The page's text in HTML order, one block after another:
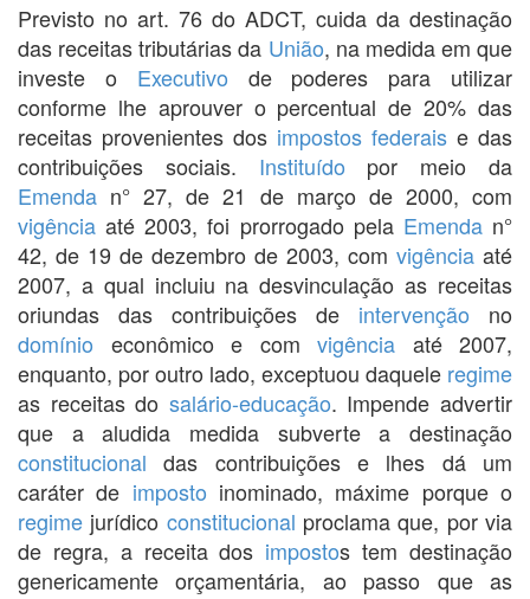
Previsto no art. 76 do ADCT, cuida da destinação
das receitas tributárias da União, na medida em que
investe o Executivo de poderes para utilizar
conforme lhe aprouver o percentual de 20% das
receitas provenientes dos impostos federais e das
contribuições sociais. Instituído por meio da
Emenda n° 27, de 21 de março de 2000, com
vigência até 2003, foi prorrogado pela Emendan°
42, de 19 de dezembro de 2003, com vigência até
2007, a qual incluiu na desvinculação as receitas
oriundas das contribuições de intervenção no
domínio econômico e com vigência até 2007,
enquanto, por outro lado, exceptuou daquele regime
as receitas do salário-educação. Impende advertir
que a aludida medida subverte a destinação
constitucional das contribuições e lhes dá um
caráter de imposto inominado, máxime porque o
regime jurídico constitucional proclama que, por via
de regra, a receita dos impostos tem destinação
genericamente orçamentária, ao passo que as